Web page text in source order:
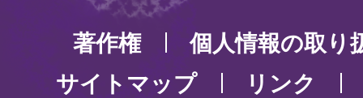
著作権
個人情報の取り
サイトマップ
リンク